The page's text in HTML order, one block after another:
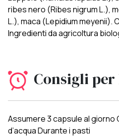
ribes nero (Ribes nigrum L.),
L.), maca (Lepidium meyenii).
Ingredienti da agricoltura
Consigli per
Assumere 3 capsule al giorno
d’acqua Durante i pasti